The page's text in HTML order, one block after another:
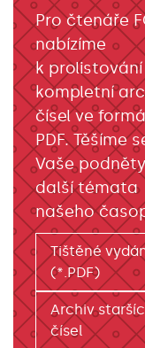
Pro čtenáře
nabízíme
k prolistování
kompletní
čísel ve
PDF. Těšíme
Vaše
další témata
našeho
Tištěné
(*.PDF)
Archiv
čísel